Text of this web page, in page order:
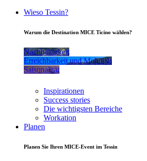
Wieso Tessin?
Warum die Destination MICE Ticino wählen?
Nachhaltigkeit
Erreichbarkeit und Mobilität
Saisonalität
Inspirationen
Success stories
Die wichtigsten Bereiche
Workation
Planen
Planen Sie Ihren MICE-Event im Tessin